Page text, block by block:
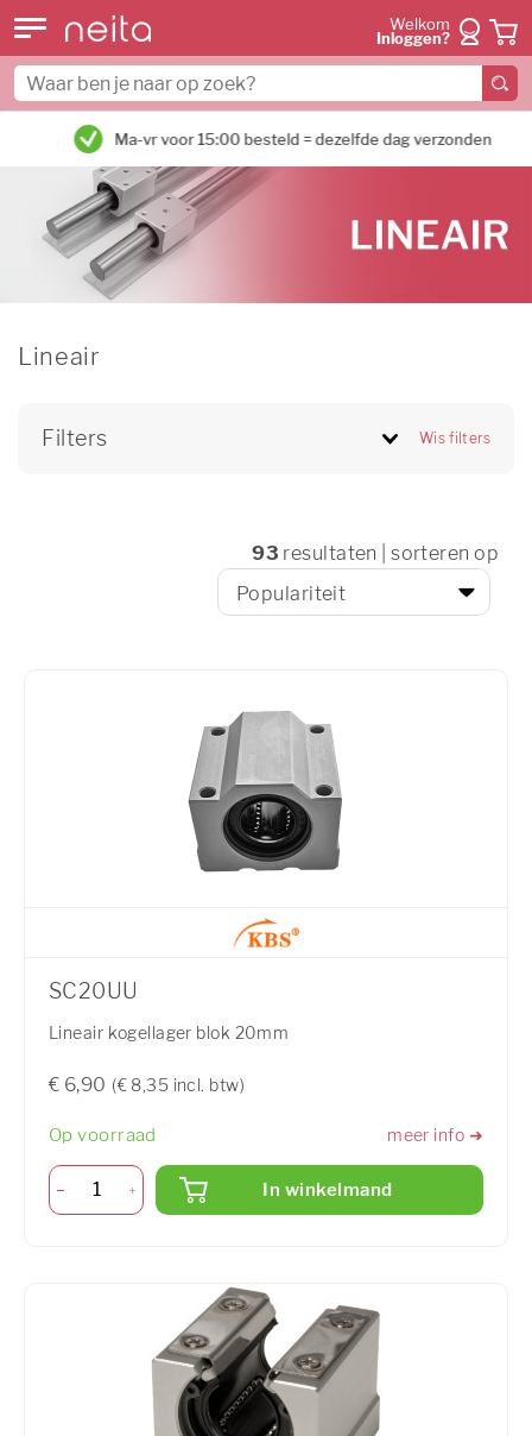
Welkom
Inloggen?
Ma-vr voor 15:00 besteld = dezelfde dag verzonden
Lineair
Filters Wis filters
93 resultaten | sorteren op
SC20UU
Lineair kogellager blok 20mm
€ 6,90 (€ 8,35 incl. btw)
Op voorraad meer info ➜
In winkelmand